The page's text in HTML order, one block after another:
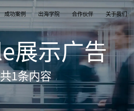
成功案例 出海学院 合作伙伴 关于我们
用创
独立站
用个性化独立站高效承接兴趣流量跑通从拉新到
复购的私域增长飞轮
程
开店/建站
TikTok Shop开店 | Shopify建站 | 亚马逊开店
品牌新闻
公司及品牌最新业务发展动态
展示广告
共1条内容